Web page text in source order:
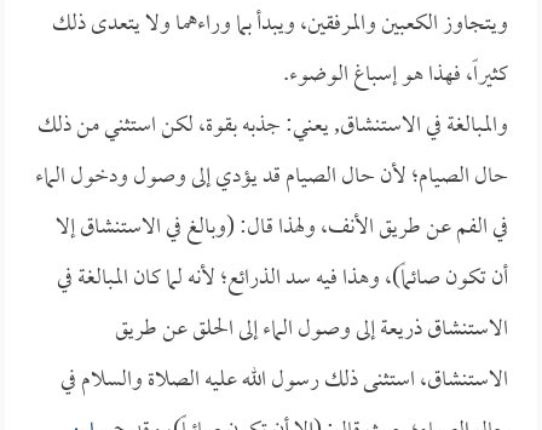
ويتجاوز الكعبين والمرفقين، ويبدأ بما وراءهما ولا يتعدى ذلك
كثيراً، فهذا هو إسباغ الوضوء.
والمبالغة في الاستنشاق, يعني: جذبه بقوة، لكن استثني من ذلك
حال الصيام؛ لأن حال الصيام قد يؤدي إلى وصول ودخول الماء
في الفم عن طريق الأنف، ولهذا قال: (وبالغ في الاستنشاق إلا
أن تكون صائماً)، وهذا فيه سد الذرائع؛ لأنه لما كان المبالغة في
الاستنشاق ذريعة إلى وصول الماء إلى الحلق عن طريق
الاستنشاق، استثنى ذلك رسول الله عليه الصلاة والسلام في